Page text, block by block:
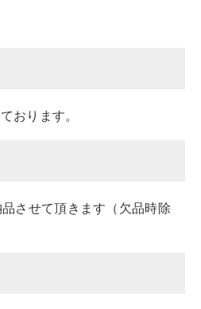
おります。
させて頂きます（欠品時除